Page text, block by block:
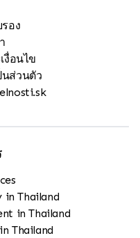
อง
งื่อนไข
นส่วนตัว
in Thailand
in Thailand
Thailand